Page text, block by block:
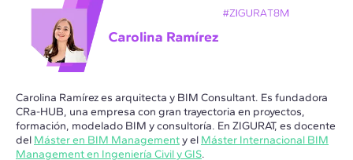
Carolina Ramírez es arquitecta y BIM Consultant. Es fundadora
CRa-HUB, una empresa con gran trayectoria en proyectos,
formación, modelado BIM y consultoría. En ZIGURAT, es docente
del Máster en BIM Managementy el Máster Internacional BIM
Management en Ingeniería Civil y GIS.